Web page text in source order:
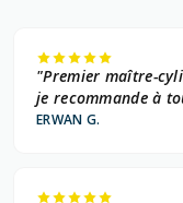
"Premier maître-
je recommande à
ERWAN G.